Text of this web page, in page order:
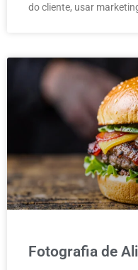
do cliente, usar
Fotografia de